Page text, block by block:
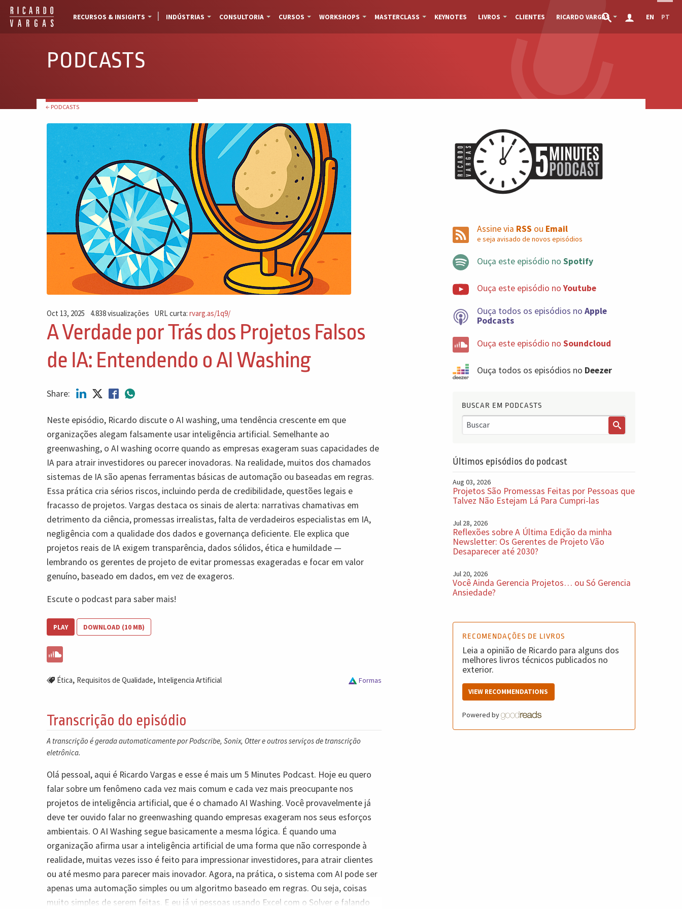
RECURSOS & INSIGHTS INDÚSTRIAS CONSULTORIA CURSOS WORKSHOPS MASTERCLASS KEYNOTES LIVROS CLIENTES RICARDO VARGAS EN PT
PODCASTS
← PODCASTS
Oct 13, 2025 4.838 visualizações URL curta:rvarg.as/1q9/
A Verdade por Trás dos Projetos Falsos
de IA: Entendendo o AI Washing
Share:
Neste episódio, Ricardo discute o AI washing, uma tendência crescente em que
organizações alegam falsamente usar inteligência artificial. Semelhante ao
greenwashing, o AI washing ocorre quando as empresas exageram suas capacidades de
IA para atrair investidores ou parecer inovadoras. Na realidade, muitos dos chamados
sistemas de IA são apenas ferramentas básicas de automação ou baseadas em regras.
Essa prática cria sérios riscos, incluindo perda de credibilidade, questões legais e
fracasso de projetos. Vargas destaca os sinais de alerta: narrativas chamativas em
detrimento da ciência, promessas irrealistas, falta de verdadeiros especialistas em IA,
negligência com a qualidade dos dados e governança deficiente. Ele explica que
projetos reais de IA exigem transparência, dados sólidos, ética e humildade —
lembrando os gerentes de projeto de evitar promessas exageradas e focar em valor
genuíno, baseado em dados, em vez de exageros.
Escute o podcast para saber mais!
PLAY DOWNLOAD (10 MB)
Ética, Requisitos de Qualidade, Inteligencia Artificial Formas
Transcrição do episódio
A transcrição é gerada automaticamente por Podscribe, Sonix, Otter e outros serviços de transcrição
eletrônica.
Olá pessoal, aqui é Ricardo Vargas e esse é mais um 5 Minutes Podcast. Hoje eu quero
falar sobre um fenômeno cada vez mais comum e cada vez mais preocupante nos
projetos de inteligência artificial, que é o chamado AI Washing. Você provavelmente já
deve ter ouvido falar no greenwashing quando empresas exageram nos seus esforços
ambientais. O AI Washing segue basicamente a mesma lógica. É quando uma
organização afirma usar a inteligência artificial de uma forma que não corresponde à
realidade, muitas vezes isso é feito para impressionar investidores, para atrair clientes
ou até mesmo para parecer mais inovador. Agora, na prática, o sistema com AI pode ser
apenas uma automação simples ou um algoritmo baseado em regras. Ou seja, coisas
muito simples de serem feitas. E eu já vi pessoas usando Excel com o Solver e falando
Assine via RSS ou Email
e seja avisado de novos episódios
Ouça este episódio no Spotify
Ouça este episódio noYoutube
Ouça todos os episódios no Apple
Podcasts
Ouça este episódio no Soundcloud
Ouça todos os episódios no Deezer
BUSCAR EM PODCASTS
Últimos episódios do podcast
Aug 03, 2026
Projetos São Promessas Feitas por Pessoas que
Talvez Não Estejam Lá Para Cumpri-las
Jul 28, 2026
Reflexões sobre A Última Edição da minha
Newsletter: Os Gerentes de Projeto Vão
Desaparecer até 2030?
Jul 20, 2026
Você Ainda Gerencia Projetos… ou Só Gerencia
Ansiedade?
RECOMENDAÇÕES DE LIVROS
Leia a opinião de Ricardo para alguns dos
melhores livros técnicos publicados no
exterior.
VIEW RECOMMENDATIONS
Powered by